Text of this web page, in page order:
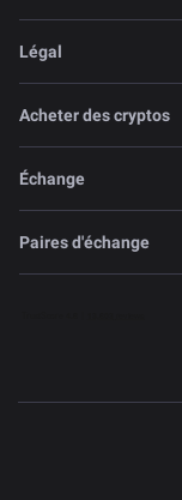
Légal
Acheter des cryptos
Échange
Paires d'échange